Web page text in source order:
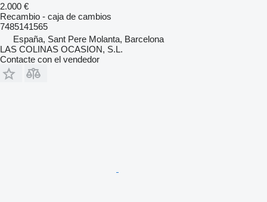
2.000 €
Recambio - caja de cambios
7485141565
España, Sant Pere Molanta, Barcelona
LAS COLINAS OCASION, S.L.
Contacte con el vendedor